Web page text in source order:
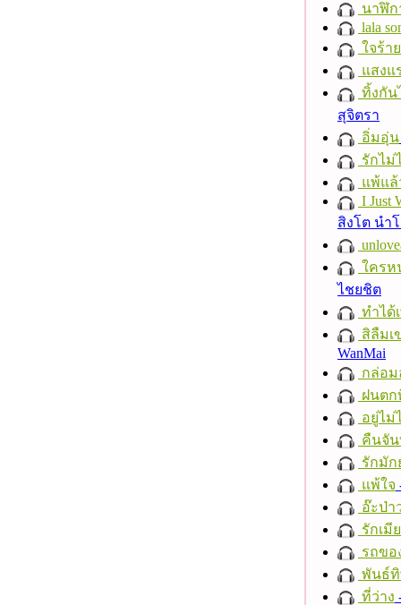
นาฬิก
lala
ใจร้าย
แสงแ
ทิ้งกัน
สุจิตรา
อิ่มอุ่น
รักไม่
แพ้แล้
I Just
สิงโต นำ
ใครห
ไชยชิต
ทำได้
สิลืมเ
WanMai
กล่อม
ฝนตก
อยู่ไม่
คืนจั
รักมัก
แพ้ใจ
อ๊ะป่า
รักเมี
รถขอ
พันธ์
ที่ว่าง